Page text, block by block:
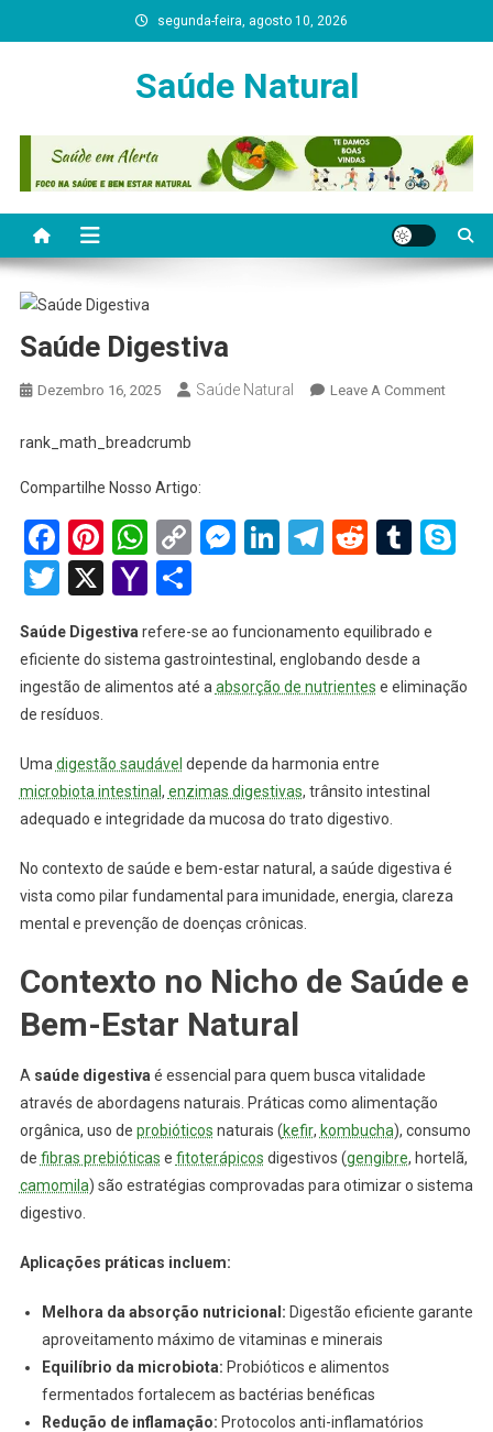
to
segunda-feira, agosto 10, 2026
Saúde Natural
Saúde Digestiva
Dezembro 16, 2025 Saúde Natural Leave A CommentOn
rank_math_breadcrumb
Compartilhe Nosso Artigo:
Facebook
Pinterest
WhatsApp
Copy
Link
Messenger
LinkedIn
Telegram
Reddit
Twitter
X YahooShare
Saúde Digestiva refere-se ao funcionamento equilibrado e
eficiente do sistema gastrointestinal, englobando desde a
ingestão de alimentos até a absorção de nutrientes e eliminação
de resíduos.
Uma digestão saudável depende da harmonia entre
microbiota intestinal , enzimas digestivas, trânsito intestinal
adequado e integridade da mucosa do trato digestivo.
No contexto de saúde e bem-estar natural, a saúde digestiva é
vista como pilar fundamental para imunidade, energia, clareza
mental e prevenção de doenças crônicas.
Contexto no Nicho de Saúde e
Bem-Estar Natural
A saúde digestiva é essencial para quem busca vitalidade
através de abordagens naturais. Práticas como alimentação
orgânica, uso de probióticos naturais (kefir, kombucha), consumo
de fibras prebióticas e fitoterápicos digestivos (gengibre, hortelã,
camomila) são estratégias comprovadas para otimizar o sistema
digestivo.
Aplicações práticas incluem:
Melhora da absorção nutricional: Digestão eficiente garante
aproveitamento máximo de vitaminas e minerais
Equilíbrio da microbiota: Probióticos e alimentos
fermentados fortalecem as bactérias benéficas
Redução de inflamação: Protocolos anti-inflamatórios